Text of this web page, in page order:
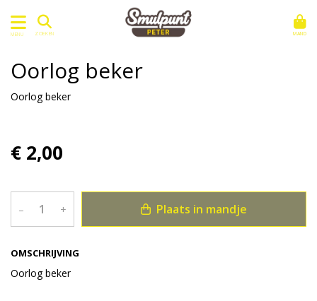
MENU ZOEKEN MAND
OMSCHRIJVING
Oorlog beker
Oorlog beker
Oorlog beker
€ 2,00
– + Plaats in mandje